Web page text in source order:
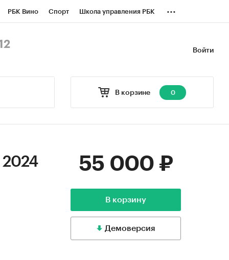
РБК Вино Спорт Школа управления РБК ...
Войти
В корзине 0
2024 55 000 ₽
В корзину
Демоверсия